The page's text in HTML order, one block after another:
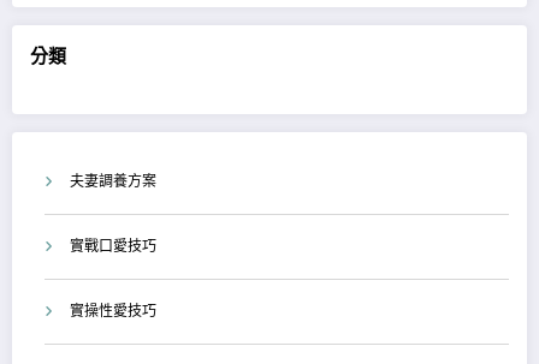
分類
夫妻調養方案
實戰口愛技巧
實操性愛技巧